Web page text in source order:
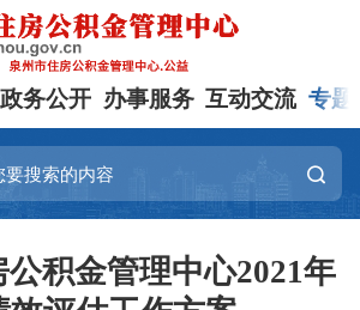
政务公开 办事服务 互动交流 专题
积金管理中心2021年